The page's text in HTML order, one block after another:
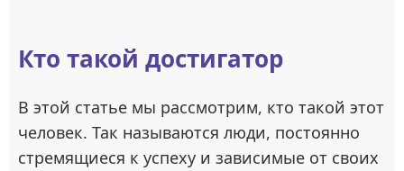
Кто такой достигатор
В этой статье мы рассмотрим, кто такой этот
человек. Так называются люди, постоянно
стремящиеся к успеху и зависимые от своих